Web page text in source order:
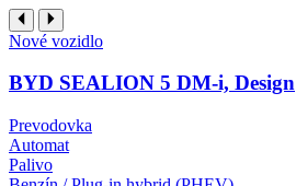
Nové vozidlo
BYD SEALION 5 DM-i, Design
Prevodovka
Automat
Palivo